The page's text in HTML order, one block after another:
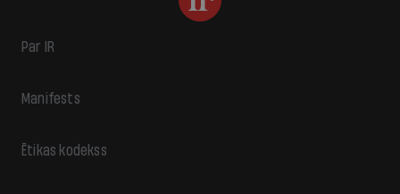
Par IR
Manifests
Ētikas kodekss